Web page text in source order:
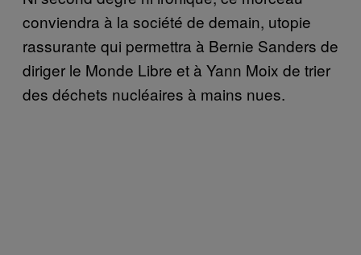
conviendra à la société de demain, utopie
rassurante qui permettra à Bernie Sanders de
diriger le Monde Libre et à Yann Moix de trier
des déchets nucléaires à mains nues.